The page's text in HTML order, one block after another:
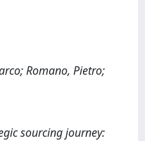
Romano, Pietro;
sourcing journey: